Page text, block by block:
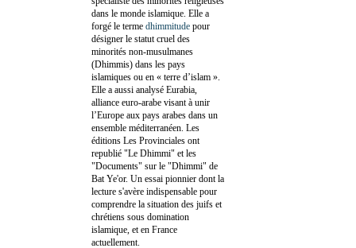
dans le monde islamique. Elle a
forgé le terme dhimmitude pour
désigner le statut cruel des
minorités non-musulmanes
(Dhimmis) dans les pays
islamiques ou en « terre d’islam ».
Elle a aussi analysé Eurabia,
alliance euro-arabe visant à unir
l’Europe aux pays arabes dans un
ensemble méditerranéen. Les
éditions Les Provinciales ont
republié "Le Dhimmi" et les
"Documents" sur le "Dhimmi" de
Bat Ye'or. Un essai pionnier dont la
lecture s'avère indispensable pour
comprendre la situation des juifs et
chrétiens sous domination
islamique, et en France
actuellement.